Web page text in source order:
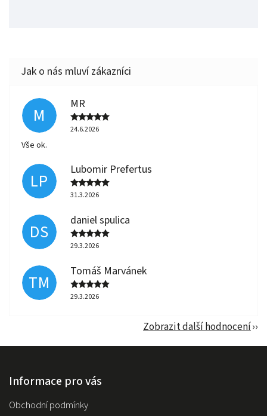
M
MR
24.6.2026
Vše ok.
LP
Lubomir Prefertus
31.3.2026
DS
daniel spulica
29.3.2026
TM
Tomáš Marvánek
29.3.2026
Zobrazit další hodnocení
Informace pro vás
Obchodní podmínky